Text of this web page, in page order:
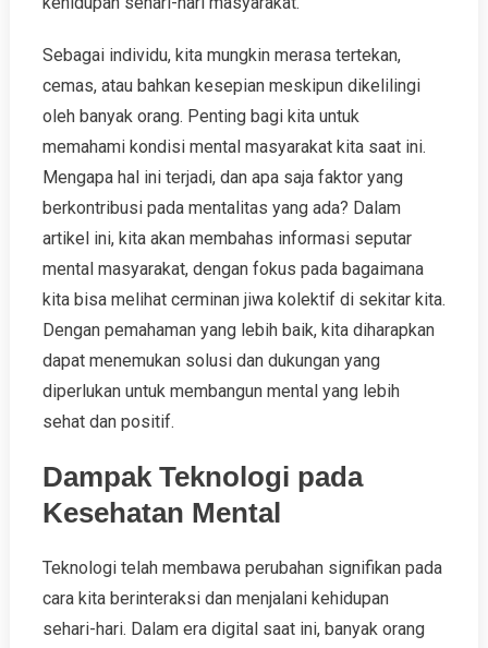
Sebagai individu, kita mungkin merasa tertekan,
cemas, atau bahkan kesepian meskipun dikelilingi
oleh banyak orang. Penting bagi kita untuk
memahami kondisi mental masyarakat kita saat ini.
Mengapa hal ini terjadi, dan apa saja faktor yang
berkontribusi pada mentalitas yang ada? Dalam
artikel ini, kita akan membahas informasi seputar
mental masyarakat, dengan fokus pada bagaimana
kita bisa melihat cerminan jiwa kolektif di sekitar kita.
Dengan pemahaman yang lebih baik, kita diharapkan
dapat menemukan solusi dan dukungan yang
diperlukan untuk membangun mental yang lebih
sehat dan positif.
Dampak Teknologi pada
Kesehatan Mental
Teknologi telah membawa perubahan signifikan pada
cara kita berinteraksi dan menjalani kehidupan
sehari-hari. Dalam era digital saat ini, banyak orang